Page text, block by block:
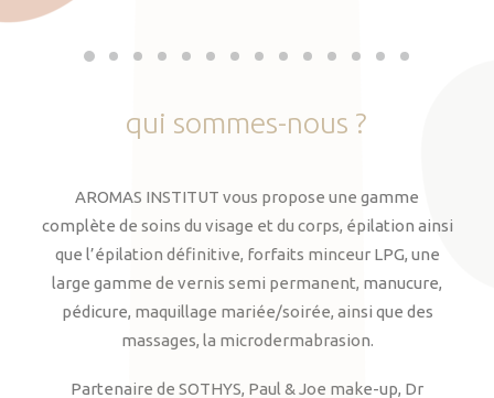
qui sommes-nous ?
AROMAS INSTITUT vous propose une gamme
complète de soins du visage et du corps, épilation ainsi
que l’épilation définitive, forfaits minceur LPG, une
large gamme de vernis semi permanent, manucure,
pédicure, maquillage mariée/soirée, ainsi que des
massages, la microdermabrasion.
Partenaire de SOTHYS, Paul & Joe make-up, Dr